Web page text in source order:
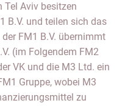
Aviv besitzen
B.V. und teilen sich das
FM1 B.V. übernimmt
(im Folgendem FM2
VK und die M3 Ltd. ein
Gruppe, wobei M3
zu